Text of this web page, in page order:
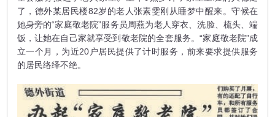
了，德外某居民楼82岁的老人张素雯刚从睡梦中醒来。守候在
她身旁的“家庭敬老院”服务员周燕为老人穿衣、洗脸、梳头、端
饭，让她在自己家就享受到敬老院的全套服务。“家庭敬老院”成
立一个月，为近20户居民提供了计时服务，前来要求提供服务
的居民络绎不绝。